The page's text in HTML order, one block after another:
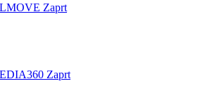
Zaprt
Zaprt